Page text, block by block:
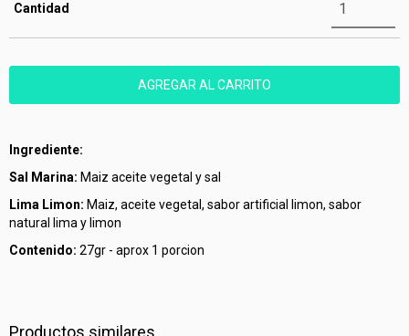
Cantidad
Ingrediente:
Sal Marina: Maiz aceite vegetal y sal
Lima Limon: Maiz, aceite vegetal, sabor artificial limon, sabor
natural lima y limon
Contenido: 27gr - aprox 1 porcion
Productos similares